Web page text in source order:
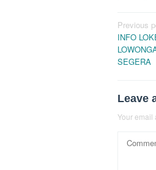
Post
Previous
INFO
SEGERA
Leave
Your email